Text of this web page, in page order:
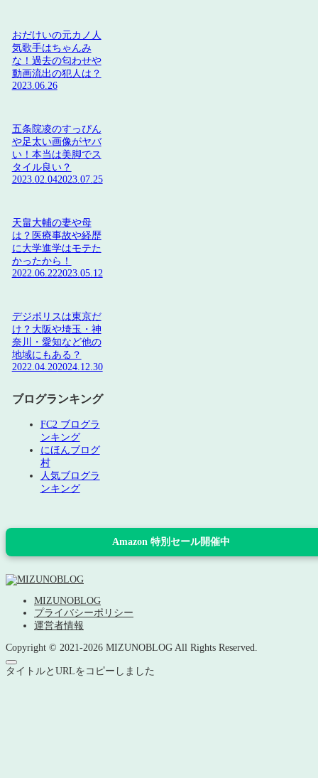
おだけいの元カノ人
気歌手はちゃんみ
な！過去の匂わせや
動画流出の犯人は？
2023.06.26
五条院凌のすっぴん
や足太い画像がヤバ
い！本当は美脚でス
タイル良い？
2023.02.042023.07.25
天畠大輔の妻や母
は？医療事故や経歴
に大学進学はモテた
かったから！
2022.06.222023.05.12
デジポリスは東京だ
け？大阪や埼玉・神
奈川・愛知など他の
地域にもある？
2022.04.202024.12.30
ブログランキング
FC2 ブログラ
ンキング
にほんブログ
村
人気ブログラ
ンキング
Amazon 特別セール開催中
MIZUNOBLOG
プライバシーポリシー
運営者情報
Copyright © 2021-2026 MIZUNOBLOG All Rights Reserved.
タイトルとURLをコピーしました